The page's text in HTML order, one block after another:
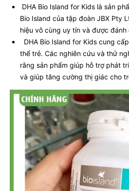
DHA Bio Island for Kids là sản
Bio Island của tập đoàn JBX Pty
hiệu vô cùng uy tín và được
DHA Bio Island for Kids cung
thể trẻ. Các nghiên cứu và thử
rằng sản phẩm giúp hỗ trợ phát
và giúp tăng cường thị giác cho